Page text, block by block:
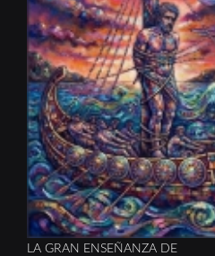
LA GRAN ENSEÑANZA DE